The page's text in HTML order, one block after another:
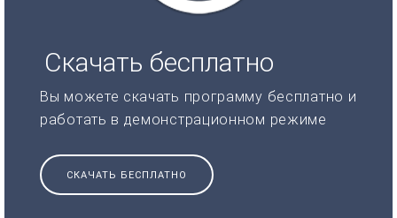
Скачать бесплатно
Вы можете скачать программу бесплатно и
работать в демонстрационном режиме
СКАЧАТЬ БЕСПЛАТНО